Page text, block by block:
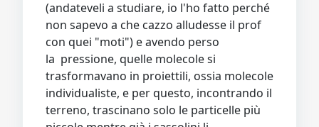
(andateveli a studiare, io l'ho fatto perché
non sapevo a che cazzo alludesse il prof
con quei "moti") e avendo perso
la pressione, quelle molecole si
trasformavano in proiettili, ossia molecole
individualiste, e per questo, incontrando il
terreno, trascinano solo le particelle più